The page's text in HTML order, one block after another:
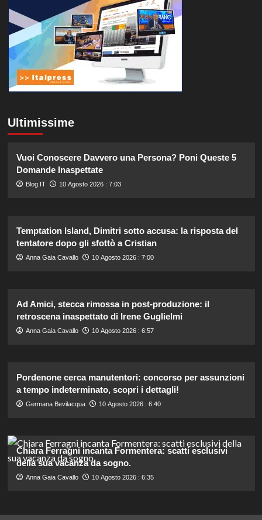
Ultimissime
Vuoi Conoscere Davvero una Persona? Poni Queste 5
Domande Inaspettate
Blog.IT 10 Agosto 2026 : 7:03
Temptation Island, Dimitri sotto accusa: la risposta del
tentatore dopo gli sfottò a Cristian
Anna Gaia Cavallo 10 Agosto 2026 : 7:00
Ad Amici, stecca rimossa in post-produzione: il
retroscena inaspettato di Irene Guglielmi
Anna Gaia Cavallo 10 Agosto 2026 : 6:57
Pordenone cerca manutentori: concorso per assunzioni
a tempo indeterminato, scopri i dettagli!
Germana Bevilacqua 10 Agosto 2026 : 6:40
Chiara Ferragni incanta Formentera: scatti esclusivi
della sua vacanza da sogno.
Anna Gaia Cavallo 10 Agosto 2026 : 6:35